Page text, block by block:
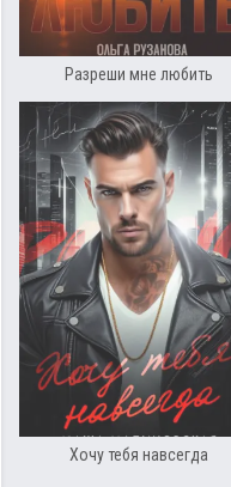
Разреши мне любить
Хочу тебя навсегда